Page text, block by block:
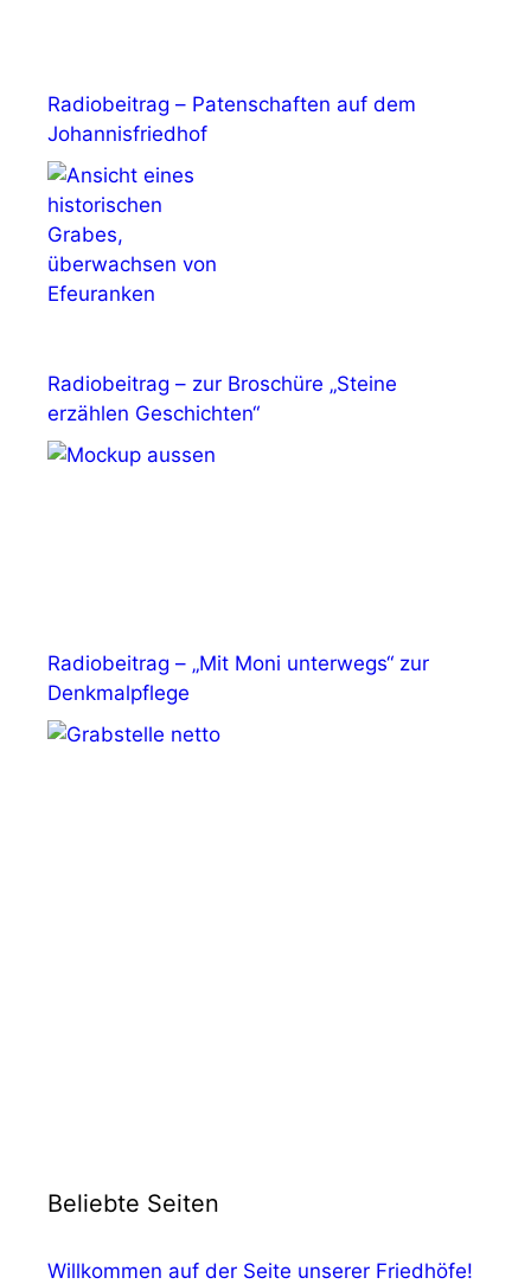
Radiobeitrag – Patenschaften auf dem
Johannisfriedhof
Radiobeitrag – zur Broschüre „Steine
erzählen Geschichten“
Radiobeitrag – „Mit Moni unterwegs“ zur
Denkmalpflege
Beliebte Seiten
Willkommen auf der Seite unserer Friedhöfe!